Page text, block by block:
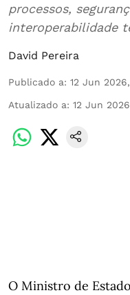
processos,
interoperabilidade
David Pereira
Publicado a: 12 Jun
Atualizado a: 12 Jun
O Ministro de